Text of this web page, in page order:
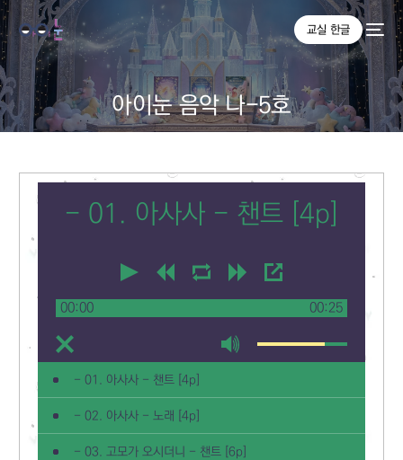
교실 한글
아이눈 음악 나-5호
- 01. 아사사 - 챈트 [4p]
00:00 00:25
- 01. 아사사 - 챈트 [4p]
- 02. 아사사 - 노래 [4p]
- 03. 고모가 오시더니 - 챈트 [6p]